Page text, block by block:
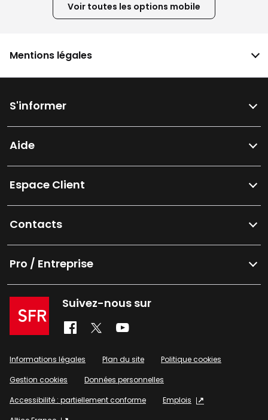
Voir toutes les options mobile
Mentions légales
S'informer
Aide
Espace Client
Contacts
Pro / Entreprise
Suivez-nous sur
Informations légales Plan du site
Politique cookies
Gestion cookies
Données personnelles
Accessibilité : partiellement conforme
Emplois